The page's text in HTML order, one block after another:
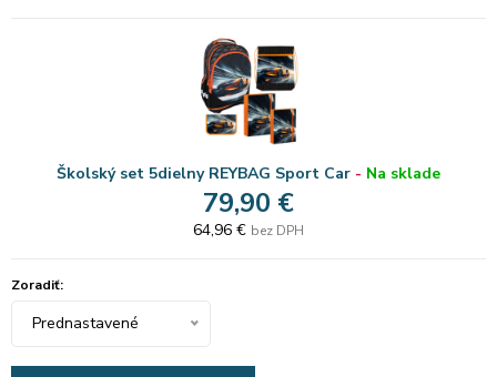
Školský set 5dielny REYBAG Sport Car - Na sklade
79,90 €
64,96 € bez DPH
Zoradiť:
Prednastavené